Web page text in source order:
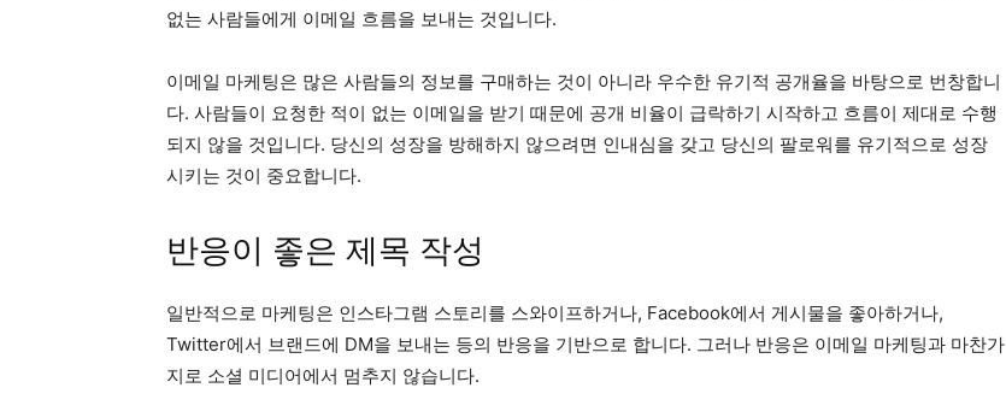
없는 사람들에게 이메일 흐름을 보내는 것입니다.
이메일 마케팅은 많은 사람들의 정보를 구매하는 것이 아니라 우수한 유기적 공개율을 바탕으로 번창합니
다. 사람들이 요청한 적이 없는 이메일을 받기 때문에 공개 비율이 급락하기 시작하고 흐름이 제대로 수행
되지 않을 것입니다. 당신의 성장을 방해하지 않으려면 인내심을 갖고 당신의 팔로워를 유기적으로 성장
시키는 것이 중요합니다.
반응이 좋은 제목 작성
일반적으로 마케팅은 인스타그램 스토리를 스와이프하거나, Facebook에서 게시물을 좋아하거나,
Twitter에서 브랜드에 DM을 보내는 등의 반응을 기반으로 합니다. 그러나 반응은 이메일 마케팅과 마찬가
지로 소셜 미디어에서 멈추지 않습니다.